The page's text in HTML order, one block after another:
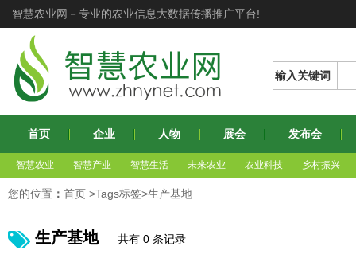
智慧农业网－专业的农业信息大数据传播推广平台!
输入关键词
首页 企业 人物 展会 发布会
智慧农业 智慧产业 智慧生活 未来农业 农业科技 乡村振兴
您的位置 ： 首页 >Tags标签>生产基地
生产基地 共有 0 条记录